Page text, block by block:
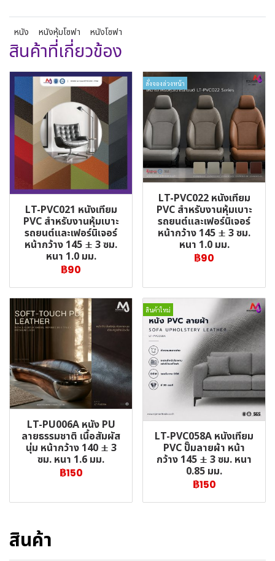
หนัง หนังหุ้มโซฟา หนังโซฟา
สินค้าที่เกี่ยวข้อง
LT-PVC021 หนังเทียม
PVC สำหรับงานหุ้มเบาะ
รถยนต์และเฟอร์นิเจอร์
หน้ากว้าง 145 ± 3 ซม.
หนา 1.0 มม.
฿90
สั่งจองล่วงหน้า
LT-PVC022 หนังเทียม
PVC สำหรับงานหุ้มเบาะ
รถยนต์และเฟอร์นิเจอร์
หน้ากว้าง 145 ± 3 ซม.
หนา 1.0 มม.
฿90
LT-PU006A หนัง PU
ลายธรรมชาติ เนื้อสัมผัส
นุ่ม หน้ากว้าง 140 ± 3
ซม. หนา 1.6 มม.
฿150
สินค้าใหม่
LT-PVC058A หนังเทียม
PVC ปั๊มลายผ้า หน้า
กว้าง 145 ± 3 ซม. หนา
0.85 มม.
฿150
สินค้า